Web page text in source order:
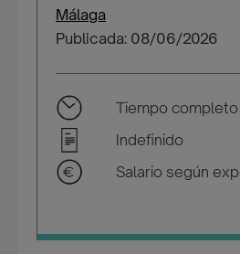
Málaga
Publicada: 08/06/2026
Tiempo completo
Indefinido
Salario según